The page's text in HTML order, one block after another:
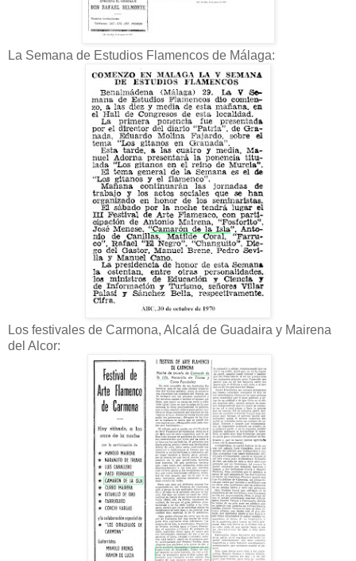
La Semana de Estudios Flamencos de Málaga:
Los festivales de Carmona, Alcalá de Guadaira y Mairena
del Alcor: